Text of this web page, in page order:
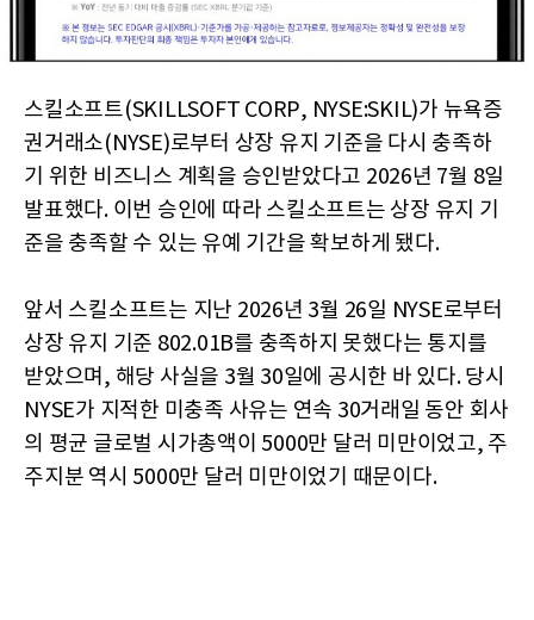
스킬소프트(SKILLSOFT CORP, NYSE:SKIL)가 뉴욕증
권거래소(NYSE)로부터 상장 유지 기준을 다시 충족하
기 위한 비즈니스 계획을 승인받았다고 2026년 7월 8일
발표했다. 이번 승인에 따라 스킬소프트는 상장 유지 기
준을 충족할 수 있는 유예 기간을 확보하게 됐다.
앞서 스킬소프트는 지난 2026년 3월 26일 NYSE로부터
상장 유지 기준 802.01B를 충족하지 못했다는 통지를
받았으며, 해당 사실을 3월 30일에 공시한 바 있다. 당시
NYSE가 지적한 미충족 사유는 연속 30거래일 동안 회사
의 평균 글로벌 시가총액이 5000만 달러 미만이었고, 주
주지분 역시 5000만 달러 미만이었기 때문이다.